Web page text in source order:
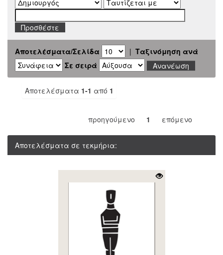
Αποτελέσματα/Σελίδα | Ταξινόμηση ανά
Σε σειρά
Αποτελέσματα 1-1 από 1
προηγούμενο 1 επόμενο
Αποτελέσματα σε τεκμήρια: